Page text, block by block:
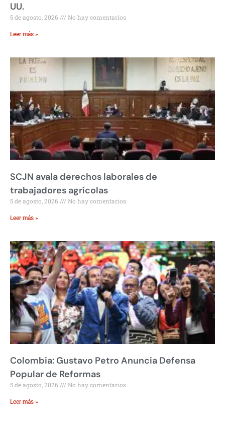
UU.
5 de agosto, 2026 No hay comentarios
Leer más »
SCJN avala derechos laborales de
trabajadores agrícolas
5 de agosto, 2026 No hay comentarios
Leer más »
Colombia: Gustavo Petro Anuncia Defensa
Popular de Reformas
5 de agosto, 2026 No hay comentarios
Leer más »